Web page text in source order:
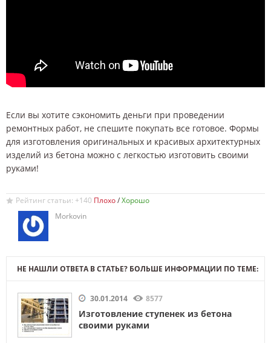
Если вы хотите сэкономить деньги при проведении
ремонтных работ, не спешите покупать все готовое. Формы
для изготовления оригинальных и красивых архитектурных
изделий из бетона можно с легкостью изготовить своими
руками!
Рейтинг статьи: +140
/
Morkovin
НЕ НАШЛИ ОТВЕТА В СТАТЬЕ? БОЛЬШЕ ИНФОРМАЦИИ ПО ТЕМЕ:
30.01.2014 8577
Изготовление ступенек из бетона
своими руками